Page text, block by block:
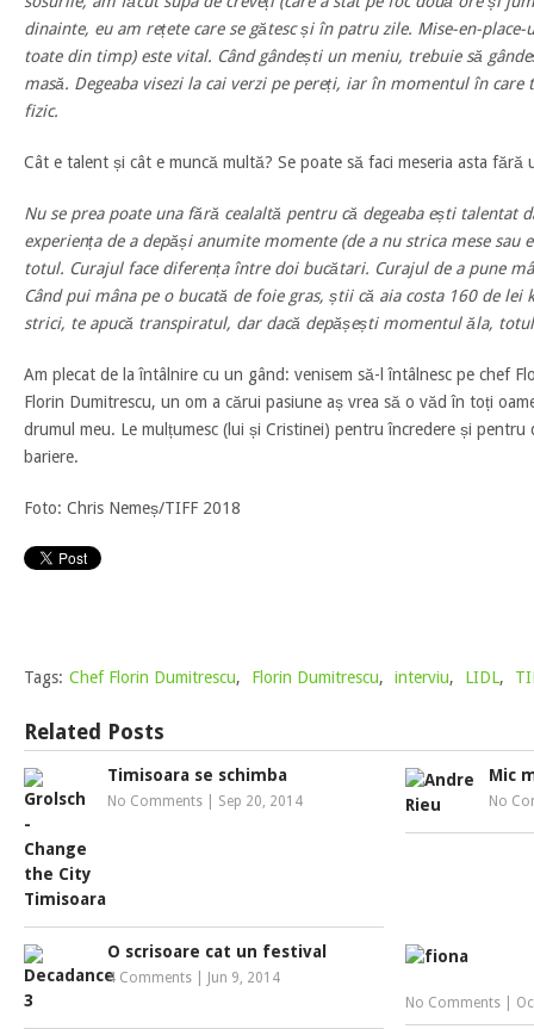
dinainte, eu am rețete care se gătesc și în patru zile. Mise-en-
toate din timp) este vital. Când gândești un meniu, trebuie să
masă. Degeaba visezi la cai verzi pe pereți, iar în momentul în care
fizic.
Cât e talent și cât e muncă multă? Se poate să faci meseria asta fără
Nu se prea poate una fără cealaltă pentru că degeaba ești talentat
experiența de a depăși anumite momente (de a nu strica mese sau
totul. Curajul face diferența între doi bucătari. Curajul de a pune
Când pui mâna pe o bucată de foie gras, știi că aia costa 160 de
strici, te apucă transpiratul, dar dacă depășești momentul ăla,
Am plecat de la întâlnire cu un gând: venisem să-l întâlnesc pe chef
Florin Dumitrescu, un om a cărui pasiune aș vrea să o văd în toți
drumul meu. Le mulțumesc (lui și Cristinei) pentru încredere și pentru
bariere.
Foto: Chris Nemeș/TIFF 2018
Tags: Chef Florin Dumitrescu, Florin Dumitrescu, interviu, LIDL,
Related Posts
Timisoara se schimba
No Comments Sep 20, 2014
Mic
No
O scrisoare cat un festival
4 Comments
Jun 9, 2014
No Comments